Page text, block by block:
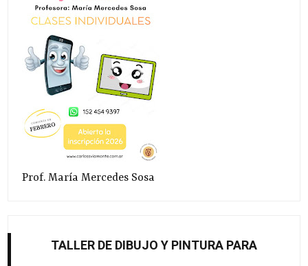
Prof. María Mercedes Sosa
TALLER DE DIBUJO Y PINTURA PARA